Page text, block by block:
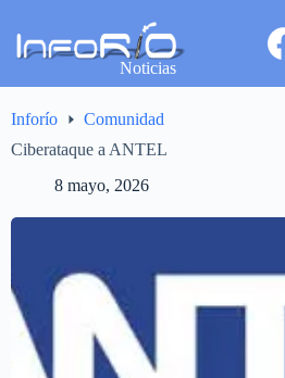
Noticias
Inforío
Comunidad
Ciberataque a ANTEL
8 mayo, 2026